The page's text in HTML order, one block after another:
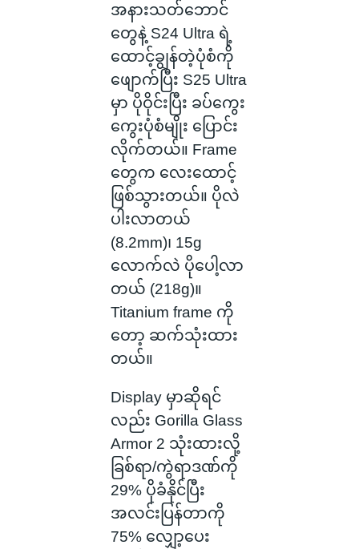
အနားသတ်ဘောင်
တွေနဲ့ S24 Ultra ရဲ့
ထောင့်ချွန်တဲ့ပုံစံကို
ဖျောက်ပြီး S25 Ultra
မှာ ပိုဝိုင်းပြီး ခပ်ကွေး
ကွေးပုံစံမျိုး ပြောင်း
လိုက်တယ်။ Frame
တွေက လေးထောင့်
ဖြစ်သွားတယ်။ ပိုလဲ
ပါးလာတယ်
(8.2mm)၊ 15g
လောက်လဲ ပိုပေါ့လာ
တယ် (218g)။
Titanium frame ကို
တော့ ဆက်သုံးထား
တယ်။
Display မှာဆိုရင်
လည်း Gorilla Glass
Armor 2 သုံးထားလို့
ခြစ်ရာ/ကွဲရာဒဏ်ကို
29% ပိုခံနိုင်ပြီး
အလင်းပြန်တာကို
75% လျှော့ပေး